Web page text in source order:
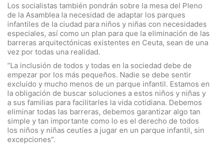
Los socialistas también pondrán sobre la mesa del Pleno
de la Asamblea la necesidad de adaptar los parques
infantiles de la ciudad para niños y niñas con necesidades
especiales, así como un plan para que la eliminación de las
barreras arquitectónicas existentes en Ceuta, sean de una
vez por todas una realidad.
“La inclusión de todos y todas en la sociedad debe de
empezar por los más pequeños. Nadie se debe sentir
excluido y mucho menos de un parque infantil. Estamos en
la obligación de buscar soluciones a estos niños y niñas y
a sus familias para facilitarles la vida cotidiana. Debemos
eliminar todas las barreras, debemos garantizar algo tan
simple y tan importante como lo es el derecho de todos
los niños y niñas ceutíes a jugar en un parque infantil, sin
excepciones”.